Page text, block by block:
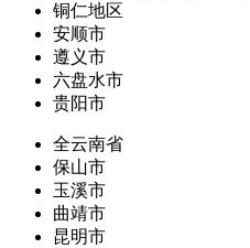
铜仁地区
安顺市
遵义市
六盘水市
贵阳市
全云南省
保山市
玉溪市
曲靖市
昆明市